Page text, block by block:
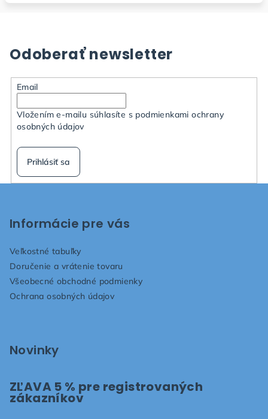
Odoberať newsletter
Email
Vložením e-mailu súhlasíte s podmienkami ochrany
osobných údajov
Prihlásiť sa
Informácie pre vás
Veľkostné tabuľky
Doručenie a vrátenie tovaru
Všeobecné obchodné podmienky
Ochrana osobných údajov
Novinky
ZĽAVA 5 % pre registrovaných
zákazníkov